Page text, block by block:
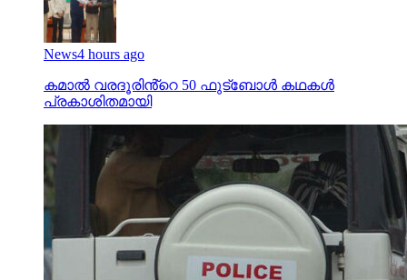
News4 hours ago
കമാൽ വരദൂരിൻ്റെ 50 ഫുട്ബോൾ കഥകൾ
പ്രകാശിതമായി